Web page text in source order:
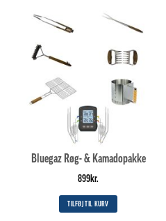
Bluegaz Røg- & Kamadopakke
899kr.
TILFØJ TIL KURV